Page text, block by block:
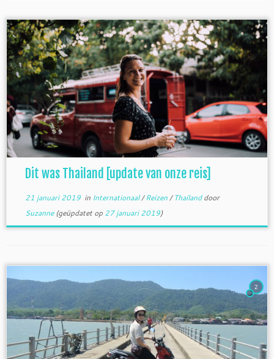
Dit was Thailand [update van onze reis]
21 januari 2019in Internationaal/Reizen/Thailanddoor
Suzanne(geüpdatet op 27 januari 2019)
2